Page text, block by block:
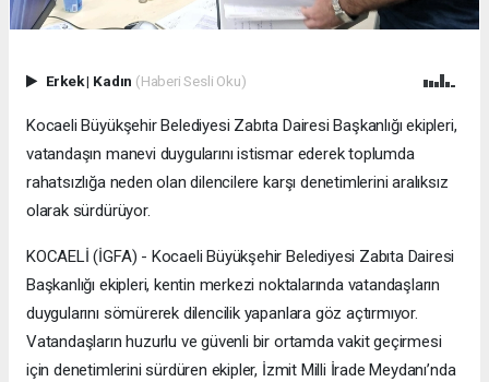
Erkek| Kadın (Haberi Sesli Oku)
Kocaeli Büyükşehir Belediyesi Zabıta Dairesi Başkanlığı ekipleri,
vatandaşın manevi duygularını istismar ederek toplumda
rahatsızlığa neden olan dilencilere karşı denetimlerini aralıksız
olarak sürdürüyor.
KOCAELİ (İGFA) - Kocaeli Büyükşehir Belediyesi Zabıta Dairesi
Başkanlığı ekipleri, kentin merkezi noktalarında vatandaşların
duygularını sömürerek dilencilik yapanlara göz açtırmıyor.
Vatandaşların huzurlu ve güvenli bir ortamda vakit geçirmesi
için denetimlerini sürdüren ekipler, İzmit Milli İrade Meydanı’nda